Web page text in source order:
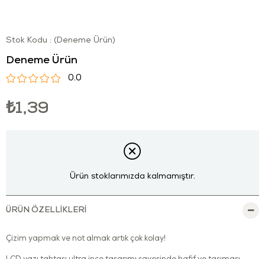
Stok Kodu (Deneme Ürün)
Deneme Ürün
0.0
₺1,39
Ürün stoklarımızda kalmamıştır.
ÜRÜN ÖZELLIKLERI
Çizim yapmak ve not almak artık çok kolay!